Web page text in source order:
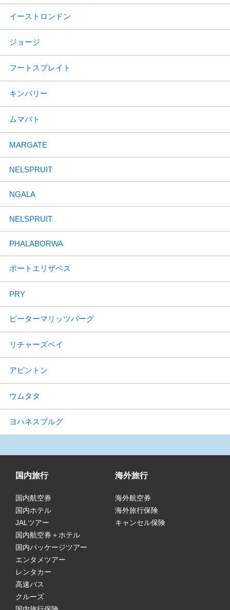
イーストロンドン
ジョージ
フートスプレイト
キンバリー
ムマバト
MARGATE
NELSPRUIT
NGALA
NELSPRUIT
PHALABORWA
ポートエリザベス
PRY
ピーターマリッツバーグ
リチャーズベイ
アピントン
ウムタタ
ヨハネスブルグ
国内旅行
国内航空券
国内ホテル
JALツアー
国内航空券＋ホテル
国内パッケージツアー
エンタメツアー
レンタカー
高速バス
クルーズ
海外旅行
海外航空券
海外旅行保険
キャンセル保険